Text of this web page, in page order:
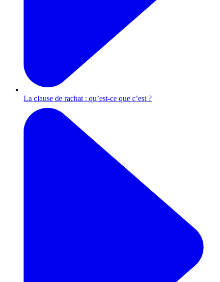
La clause de rachat : qu’est-ce que c’est ?